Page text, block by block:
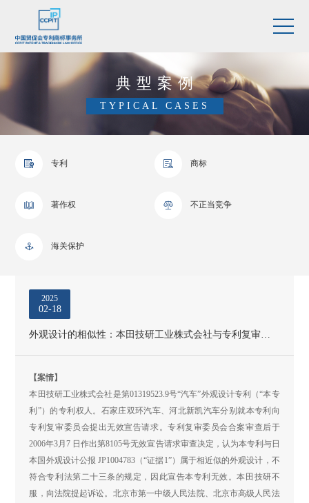
典型案例
TYPICAL CASES
 专利  商标
 著作权  不正当竞争
 海关保护
2025
02-18
【案情】
本田技研工业株式会社是第01319523.9号“汽车”外观设计专利（“本专
利”）的专利权人。石家庄双环汽车、河北新凯汽车分别就本专利向
专利复审委员会提出无效宣告请求。专利复审委员会合案审查后于
2006年3月7 日作出第8105号无效宣告请求审查决定，认为本专利与日
本国外观设计公报 JP1004783（“证据1”）属于相近似的外观设计，不
符合专利法第二十三条的规定，因此宣告本专利无效。本田技研不
服，向法院提起诉讼。北京市第一中级人民法院、北京市高级人民法